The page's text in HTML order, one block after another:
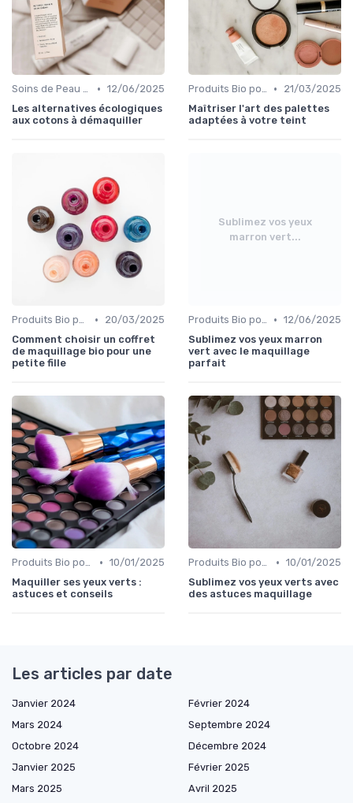
Soins de Peau Bio et Pré-Maquillage • 12/06/2025
Les alternatives écologiques
aux cotons à démaquiller
Produits Bio pour le Teint •
21/03/2025
Maîtriser l'art des palettes
adaptées à votre teint
Produits Bio pour le Teint •
20/03/2025
Comment choisir un coffret
de maquillage bio pour une
petite fille
Sublimez vos yeux
marron vert...
Produits Bio pour les Yeux • 12/06/2025
Sublimez vos yeux marron
vert avec le maquillage
parfait
Produits Bio pour les Yeux • 10/01/2025
Maquiller ses yeux verts :
astuces et conseils
Produits Bio pour les Yeux • 10/01/2025
Sublimez vos yeux verts avec
des astuces maquillage
Les articles par date
Janvier 2024
Février 2024
Mars 2024
Septembre 2024
Octobre 2024
Décembre 2024
Janvier 2025
Février 2025
Mars 2025
Avril 2025